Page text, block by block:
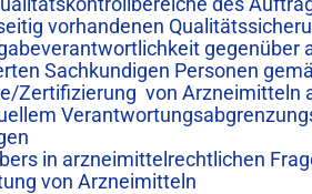
vorhandenen
gegenüber
Sachkundigen Personen
Zertifizierung von Arzneimitteln
in arzneimittelrechtlichen
von Arzneimitteln